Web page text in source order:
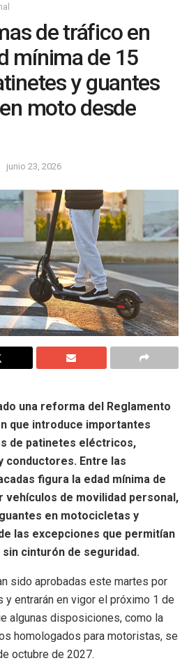
de tráfico en
mínima de 15
y guantes
moto desde
junio 23, 2026
una reforma del Reglamento
que introduce importantes
de patinetes eléctricos,
conductores. Entre las
figura la edad mínima de
vehículos de movilidad personal,
en motocicletas y
las excepciones que permitían
cinturón de seguridad.
sido aprobadas este martes por
entrarán en vigor el próximo 1 de
algunas disposiciones, como la
homologados para motoristas, se
octubre de 2027.